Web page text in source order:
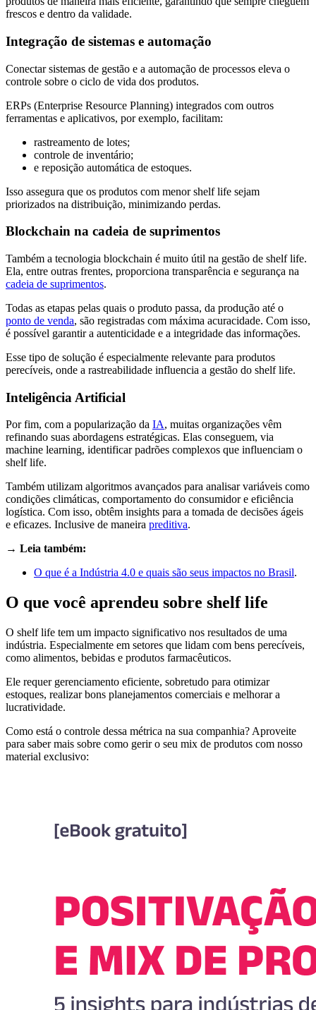
frescos e dentro da validade.
Integração de sistemas e automação
Conectar sistemas de gestão e a automação de processos eleva o
controle sobre o ciclo de vida dos produtos.
ERPs (Enterprise Resource Planning) integrados com outros
ferramentas e aplicativos, por exemplo, facilitam:
rastreamento de lotes;
controle de inventário;
e reposição automática de estoques.
Isso assegura que os produtos com menor shelf life sejam
priorizados na distribuição, minimizando perdas.​
Blockchain na cadeia de suprimentos
Também a tecnologia blockchain é muito útil na gestão de shelf life.
Ela, entre outras frentes, proporciona transparência e segurança na
cadeia de suprimentos.
Todas as etapas pelas quais o produto passa, da produção até o
ponto de venda, são registradas com máxima acuracidade. Com isso,
é possível garantir a autenticidade e a integridade das informações.
Esse tipo de solução é especialmente relevante para produtos
perecíveis, onde a rastreabilidade influencia a gestão do shelf life.​
Inteligência Artificial
Por fim, com a popularização da IA, muitas organizações vêm
refinando suas abordagens estratégicas. Elas conseguem, via
machine learning, identificar padrões complexos que influenciam o
shelf life.
Também utilizam algoritmos avançados para analisar variáveis como
condições climáticas, comportamento do consumidor e eficiência
logística. Com isso, obtêm insights para a tomada de decisões ágeis
e eficazes. Inclusive de maneira preditiva.
→ Leia também:
O que é a Indústria 4.0 e quais são seus impactos no Brasil.
O que você aprendeu sobre shelf life
O shelf life tem um impacto significativo nos resultados de uma
indústria. Especialmente em setores que lidam com bens perecíveis,
como alimentos, bebidas e produtos farmacêuticos.
Ele requer gerenciamento eficiente, sobretudo para otimizar
estoques, realizar bons planejamentos comerciais e melhorar a
lucratividade.
Como está o controle dessa métrica na sua companhia? Aproveite
para saber mais sobre como gerir o seu mix de produtos com nosso
material exclusivo: